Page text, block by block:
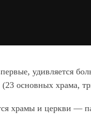
удивляется
основных храма,
храмы и церкви —